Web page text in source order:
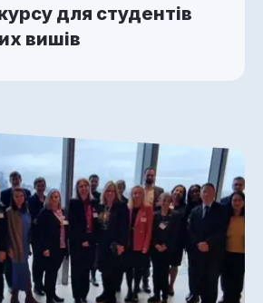
для студентів
вишів